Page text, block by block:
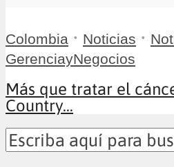
Colombia • Noticias •
GerenciayNegocios
Más que tratar el
Country...